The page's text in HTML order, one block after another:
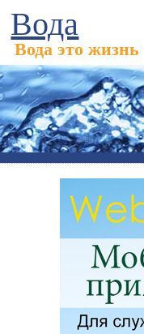
Вода
Вода это жизнь